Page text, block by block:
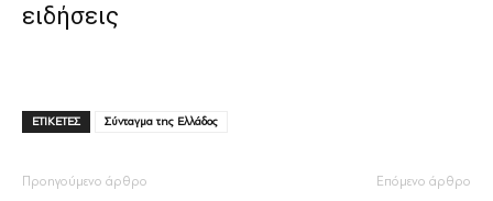
ειδήσεις
ΕΤΙΚΕΤΕΣ Σύνταγμα της Ελλάδος
Προηγούμενο άρθρο Επόμενο άρθρο